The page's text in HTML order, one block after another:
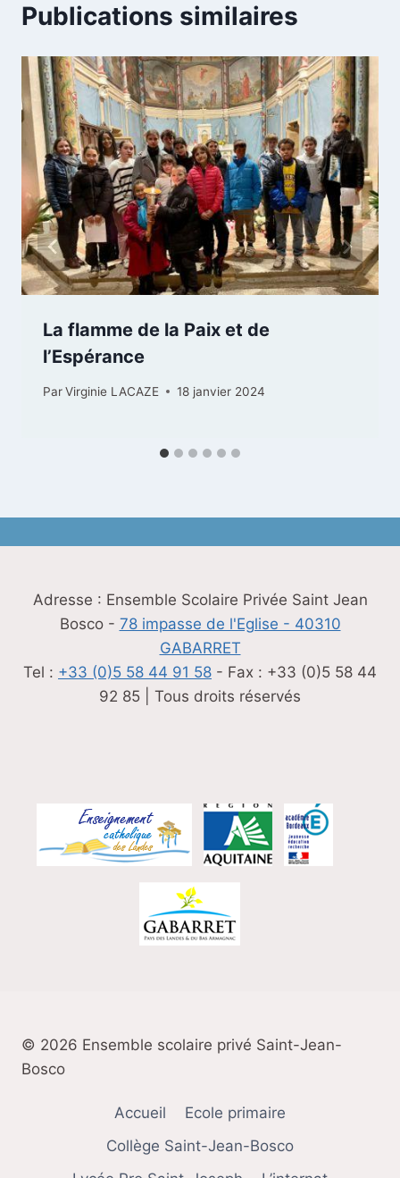
Publications similaires
La flamme de la Paix et de
l’Espérance
ParVirginie LACAZE 18 janvier 2024
Adresse : Ensemble Scolaire Privée Saint Jean
Bosco - 78 impasse de l'Eglise - 40310
GABARRET
Tel : +33 (0)5 58 44 91 58 - Fax : +33 (0)5 58 44
92 85 | Tous droits réservés
© 2026 Ensemble scolaire privé Saint-Jean-
Bosco
Accueil
Ecole primaire
Collège Saint-Jean-Bosco